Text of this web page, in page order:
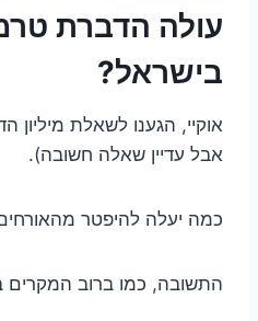
עולה הדברת
בישראל?
אוקיי, הגענו לשאלת מיליון
אבל עדיין שאלה חשובה).
כמה יעלה להיפטר
התשובה, כמו ברוב המקרים